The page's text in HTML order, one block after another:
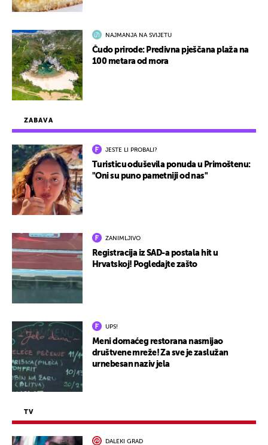
ZABAVA
JESTE LI PROBALI?
Turisticu oduševila ponuda u Primoštenu:
"Oni su puno pametniji od nas"
ZANIMLJIVO
Registracija iz SAD-a postala hit u
Hrvatskoj! Pogledajte zašto
UPS!
Meni domaćeg restorana nasmijao
društvene mreže! Za sve je zaslužan
urnebesan naziv jela
TV
DALEKI GRAD
NAJMANJA NA SVIJETU
Čudo prirode: Predivna pješčana plaža na
100 metara od mora